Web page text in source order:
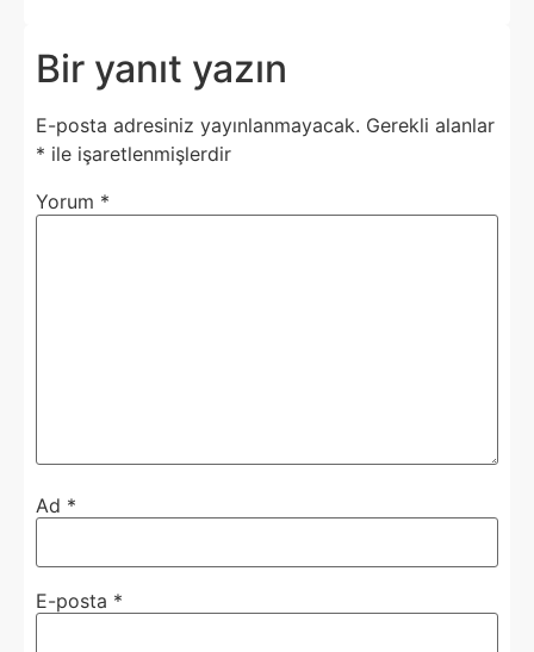
Bir yanıt yazın
E-posta adresiniz yayınlanmayacak. Gerekli alanlar
* ile işaretlenmişlerdir
Yorum *
Ad *
E-posta *